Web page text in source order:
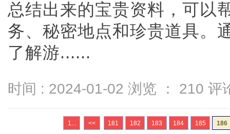
总结出来的宝贵资料，可以
务、秘密地点和珍贵道具。
了解游......
时间 : 2024-01-02 浏览 ： 210 评
1... << 181 182 183 184 185 186